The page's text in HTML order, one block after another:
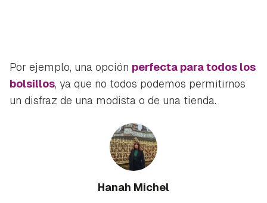
Por ejemplo, una opción perfecta para todos los
bolsillos, ya que no todos podemos permitirnos
un disfraz de una modista o de una tienda.
Hanah Michel